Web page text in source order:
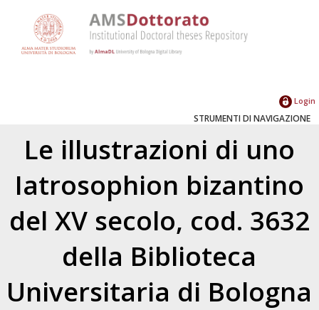
Login
STRUMENTI DI NAVIGAZIONE
Le illustrazioni di uno
Iatrosophion bizantino
del XV secolo, cod. 3632
della Biblioteca
Universitaria di Bologna